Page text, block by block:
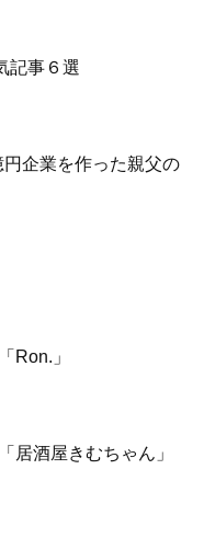
記事６選
企業を作った親父の
Ron.」
居酒屋きむちゃん」